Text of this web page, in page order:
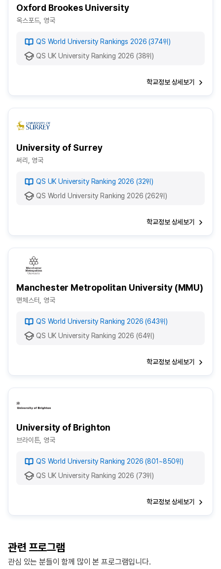
Oxford Brookes University
옥스포드, 영국
QS World University Rankings 2026 (374위)
QS UK University Ranking 2026 (38위)
학교정보 상세보기
University of Surrey
써리, 영국
QS UK University Ranking 2026 (32위)
QS World University Ranking 2026 (262위)
학교정보 상세보기
Manchester Metropolitan University (MMU)
맨체스터, 영국
QS World University Ranking 2026 (643위)
QS UK University Ranking 2026 (64위)
학교정보 상세보기
University of Brighton
브라이튼, 영국
QS World University Ranking 2026 (801~850위)
QS UK University Ranking 2026 (73위)
학교정보 상세보기
관련 프로그램
관심 있는 분들이 함께 많이 본 프로그램입니다.